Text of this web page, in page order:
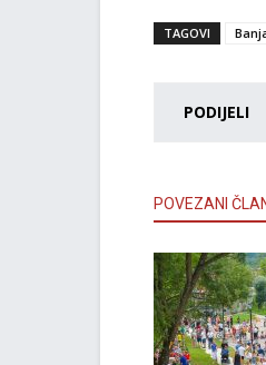
TAGOVI
PODIJELI
POVEZANI